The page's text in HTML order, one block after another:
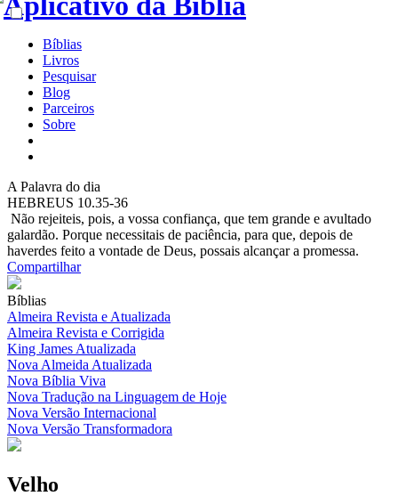
Bíblias
Livros
Pesquisar
Blog
Parceiros
Sobre
A Palavra do dia
HEBREUS 10.35-36
Não rejeiteis, pois, a vossa confiança, que tem grande e avultado
galardão. Porque necessitais de paciência, para que, depois de
haverdes feito a vontade de Deus, possais alcançar a promessa.
Compartilhar
Bíblias
Almeira Revista e Atualizada
Almeira Revista e Corrigida
King James Atualizada
Nova Almeida Atualizada
Nova Bíblia Viva
Nova Tradução na Linguagem de Hoje
Nova Versão Internacional
Nova Versão Transformadora
Velho